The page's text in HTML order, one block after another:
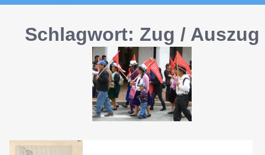
Schlagwort: Zug / Auszug